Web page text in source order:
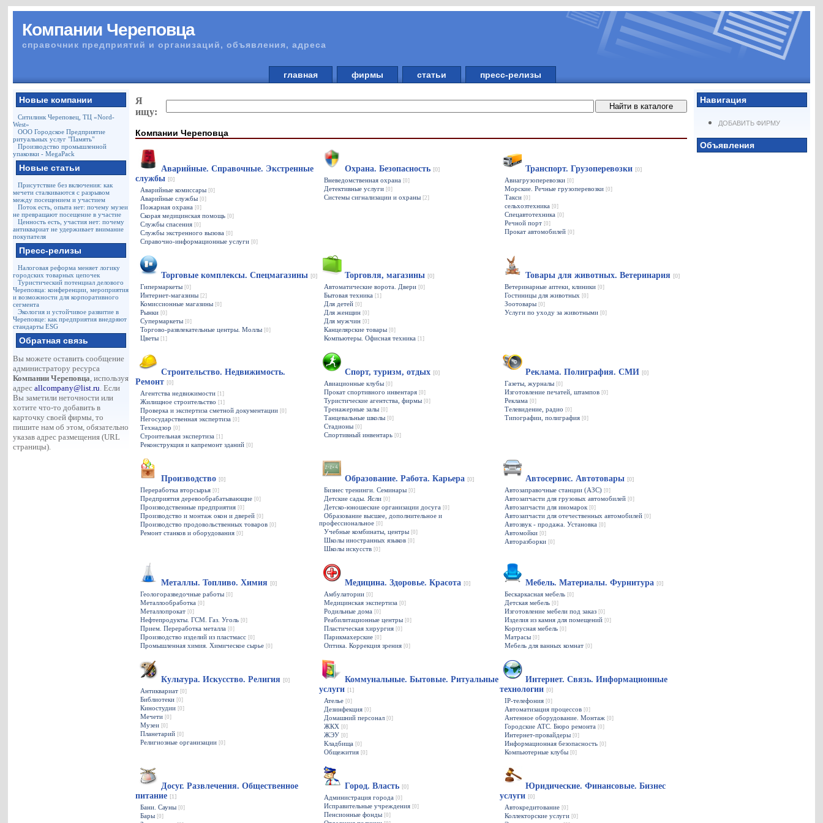
Компании Череповца
справочник предприятий и организаций, объявления, адреса
главная фирмы статьи пресс-релизы
Новые компании
Ситилинк Череповец, ТЦ «Nord-
West»
ООО Городское Предприятие
ритуальных услуг "Память"
Производство промышленной
упаковки - MegaPack
Новые статьи
Присутствие без включения: как
мечети сталкиваются с разрывом
между посещением и участием
Поток есть, опыта нет: почему музеи
не превращают посещение в участие
Ценность есть, участия нет: почему
антиквариат не удерживает внимание
покупателя
Пресс-релизы
Налоговая реформа меняет логику
городских товарных цепочек
Туристический потенциал делового
Череповца: конференции, мероприятия
и возможности для корпоративного
сегмента
Экология и устойчивое развитие в
Череповце: как предприятия внедряют
стандарты ESG
Обратная связь
Вы можете оставить сообщение
администратору ресурса
Компании Череповца, используя
адресallcompany@list.ru. Если
Вы заметили неточности или
хотите что-то добавить в
карточку своей фирмы, то
пишите нам об этом, обязательно
указав адрес размещения (URL
страницы).
Навигация
ДОБАВИТЬ ФИРМУ
Объявления
Я
ищу:
Компании Череповца
Аварийные. Справочные. Экстренные
службы [0]
Аварийные комиссары[0]
Аварийные службы[0]
Пожарная охрана[0]
Скорая медицинская помощь[0]
Службы спасения[0]
Службы экстренного вызова[0]
Справочно-информационные услуги[0]
Охрана. Безопасность [0]
Вневедомственная охрана[0]
Детективные услуги[0]
Системы сигнализации и охраны[2]
Транспорт. Грузоперевозки [0]
Авиагрузоперевозки[0]
Морские. Речные грузоперевозки[0]
Такси[0]
сельхозтехника[0]
Спецавтотехника[0]
Речной порт[0]
Прокат автомобилей[0]
Торговые комплексы. Спецмагазины [0]
Гипермаркеты[0]
Интернет-магазины[2]
Комиссионные магазины[0]
Рынки[0]
Супермаркеты[0]
Торгово-развлекательные центры. Моллы[0]
Цветы[1]
Торговля, магазины [0]
Автоматические ворота. Двери[0]
Бытовая техника[1]
Для детей[0]
Для женщин[0]
Для мужчин[0]
Канцелярские товары[0]
Компьютеры. Офисная техника[1]
Товары для животных. Ветеринария [0]
Ветеринарные аптеки, клиники[0]
Гостиницы для животных[0]
Зоотовары[0]
Услуги по уходу за животными[0]
Строительство. Недвижимость.
Ремонт [0]
Агентства недвижимости[1]
Жилищное строительство[1]
Проверка и экспертиза сметной документации[0]
Негосударственная экспертиза[0]
Технадзор[0]
Строительная экспертиза[1]
Реконструкция и капремонт зданий[0]
Спорт, туризм, отдых [0]
Авиационные клубы[0]
Прокат спортивного инвентаря[0]
Туристические агентства, фирмы[0]
Тренажерные залы[0]
Танцевальные школы[0]
Стадионы[0]
Спортивный инвентарь[0]
Реклама. Полиграфия. СМИ [0]
Газеты, журналы[0]
Изготовление печатей, штампов[0]
Реклама[0]
Телевидение, радио[0]
Типографии, полиграфия[0]
Производство [0]
Переработка вторсырья[0]
Предприятия деревообрабатывающие[0]
Производственные предприятия[0]
Производство и монтаж окон и дверей[0]
Производство продовольственных товаров[0]
Ремонт станков и оборудования[0]
Образование. Работа. Карьера [0]
Бизнес тренинги. Семинары[0]
Детские сады. Ясли[0]
Детско-юношеские организации досуга[0]
Образование высшее, дополнительное и
профессиональное[0]
Учебные комбинаты, центры[0]
Школы иностранных языков[0]
Школы искусств[0]
Автосервис. Автотовары [0]
Автозаправочные станции (АЗС)[0]
Автозапчасти для грузовых автомобилей[0]
Автозапчасти для иномарок[0]
Автозапчасти для отечественных автомобилей[0]
Автозвук - продажа. Установка[0]
Автомойки[0]
Авторазборки[0]
Металлы. Топливо. Химия [0]
Геологоразведочные работы[0]
Металлообработка[0]
Металлопрокат[0]
Нефтепродукты. ГСМ. Газ. Уголь[0]
Прием. Переработка металла[0]
Производство изделий из пластмасс[0]
Промышленная химия. Химическое сырье[0]
Медицина. Здоровье. Красота [0]
Амбулатории[0]
Медицинская экспертиза[0]
Родильные дома[0]
Реабилитационные центры[0]
Пластическая хирургия[0]
Парикмахерские[0]
Оптика. Коррекция зрения[0]
Мебель. Материалы. Фурнитура [0]
Бескаркасная мебель[0]
Детская мебель[0]
Изготовление мебели под заказ[0]
Изделия из камня для помещений[0]
Корпусная мебель[0]
Матрасы[0]
Мебель для ванных комнат[0]
Культура. Искусство. Религия [0]
Антиквариат[0]
Библиотеки[0]
Киностудии[0]
Мечети[0]
Музеи[0]
Планетарий[0]
Религиозные организации[0]
Коммунальные. Бытовые. Ритуальные
услуги [1]
Ателье[0]
Дезинфекция[0]
Домашний персонал[0]
ЖКХ[0]
ЖЭУ[0]
Кладбища[0]
Общежития[0]
Интернет. Связь. Информационные
технологии [0]
IP-телефония[0]
Автоматизация процессов[0]
Антенное оборудование. Монтаж[0]
Городские АТС. Бюро ремонта[0]
Интернет-провайдеры[0]
Информационная безопасность[0]
Компьютерные клубы[0]
Досуг. Развлечения. Общественное
питание [1]
Бани. Сауны[0]
Бары[0]
Город. Власть [0]
Администрация города[0]
Исправительные учреждения[0]
Пенсионные фонды[0]
Юридические. Финансовые. Бизнес
услуги [0]
Автокредитование[0]
Коллекторские услуги[0]